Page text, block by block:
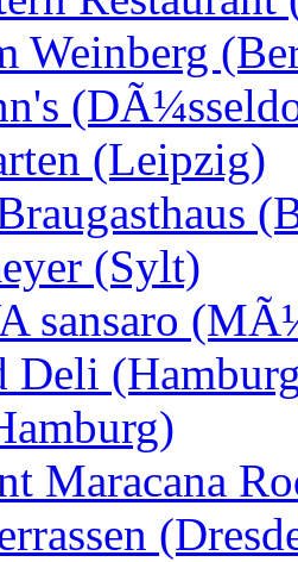
Weinberg
(Leipzig)
(Sylt)
sansaro
Deli
Maracana